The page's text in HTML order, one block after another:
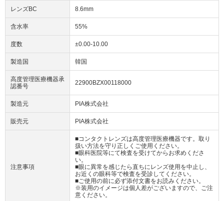
レンズBC 8.6mm
含水率 55%
度数 ±0.00-10.00
製造国 韓国
高度管理医療機器承
認番号
22900BZX00118000
製造元 PIA株式会社
販売元 PIA株式会社
注意事項
■コンタクトレンズは高度管理医療機器です。取り
扱い方法を守り正しくご使用ください。
■眼科医院等にて検査を受けてからお求めくださ
い。
■眼に異常を感じたら直ちにレンズ使用を中止し、
お近くの眼科等で検査を受診してください。
■ご使用の前に必ず添付文書をお読みください。
※装用のイメージは個人差がございますので、ご注
意ください。